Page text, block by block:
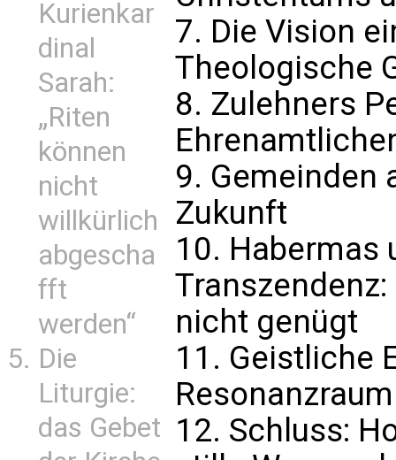
Kurienkar
dinal
Sarah:
„Riten
können
nicht
willkürlich
abgescha
fft
werden“
Die
Liturgie:
das Gebet
7. Die Vision
Theologische
8. Zulehners
9. Gemeinden
Zukunft
10. Habermas
nicht genügt
11. Geistliche
12. Schluss: